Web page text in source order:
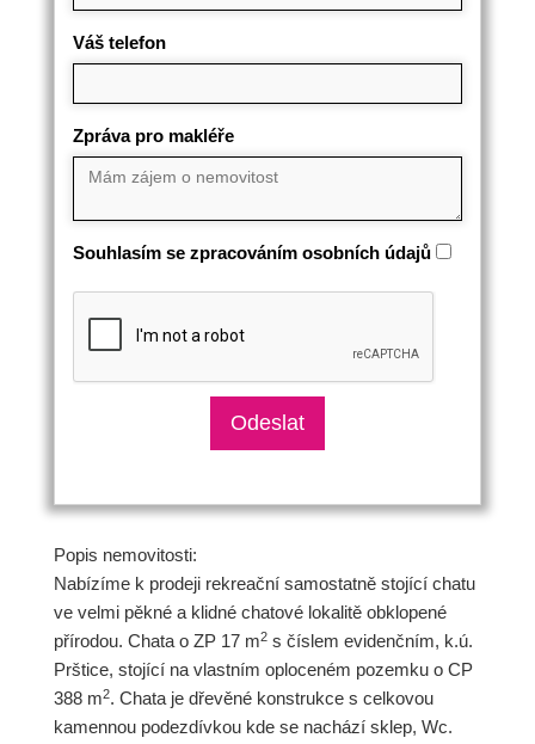
Váš telefon
Zpráva pro makléře
Souhlasím se zpracováním osobních údajů
Popis nemovitosti:
Nabízíme k prodeji rekreační samostatně stojící chatu
ve velmi pěkné a klidné chatové lokalitě obklopené
přírodou. Chata o ZP 17 m2 s číslem evidenčním, k.ú.
Prštice, stojící na vlastním oploceném pozemku o CP
388 m2. Chata je dřevěné konstrukce s celkovou
kamennou podezdívkou kde se nachází sklep, Wc.